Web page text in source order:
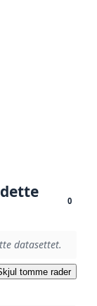
0
datasettet.
tomme rader